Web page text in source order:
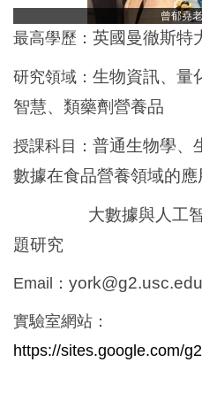
曾郁堯
最高學歷： 英國曼徹斯特
研究領域： 生物資訊、量
智慧、類藥劑營養品
授課科目： 普通生物學、
數據在食品營養領域的應
大數據與人工智慧
題研究
Email：
實驗室網站：
https://sites.google.com/